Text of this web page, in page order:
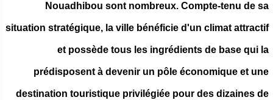
Nouadhibou sont nombreux. Compte-tenu de sa
situation stratégique, la ville bénéficie d'un climat attractif
et possède tous les ingrédients de base qui la
prédisposent à devenir un pôle économique et une
destination touristique privilégiée pour des dizaines de